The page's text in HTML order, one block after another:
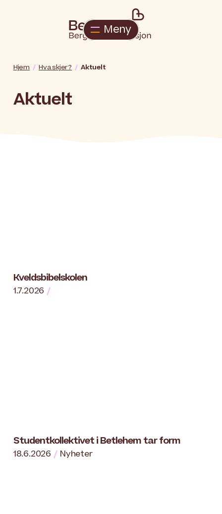
Meny
Hjem Hva skjer? Aktuelt
Aktuelt
Kveldsbibelskolen
1.7.2026
Studentkollektivet i Betlehem tar form
18.6.2026 Nyheter